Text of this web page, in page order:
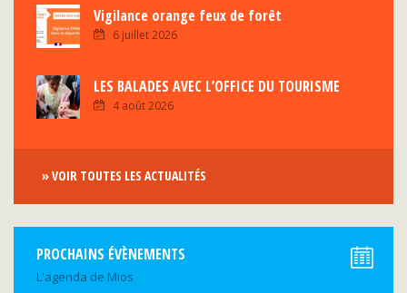
Vigilance orange feux de forêt
6 juillet 2026
LES BALADES AVEC L’OFFICE DU TOURISME
4 août 2026
» VOIR TOUTES LES ACTUALITÉS
PROCHAINS ÉVÈNEMENTS
L'agenda de Mios